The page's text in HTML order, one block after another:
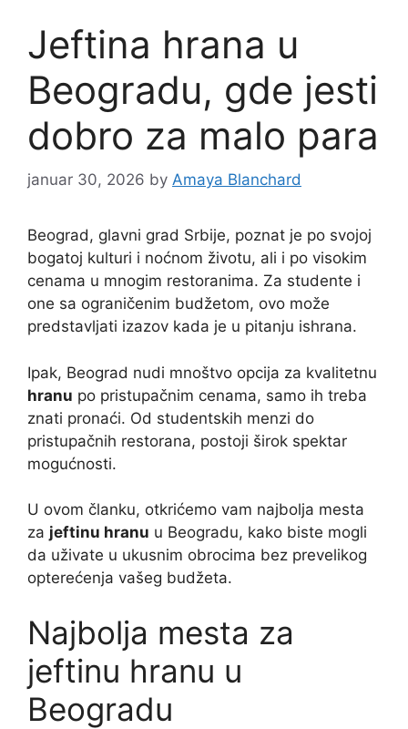
Jeftina hrana u
Beogradu, gde jesti
dobro za malo para
januar 30, 2026 by Amaya Blanchard
Beograd, glavni grad Srbije, poznat je po svojoj
bogatoj kulturi i noćnom životu, ali i po visokim
cenama u mnogim restoranima. Za studente i
one sa ograničenim budžetom, ovo može
predstavljati izazov kada je u pitanju ishrana.
Ipak, Beograd nudi mnoštvo opcija za kvalitetnu
hranu po pristupačnim cenama, samo ih treba
znati pronaći. Od studentskih menzi do
pristupačnih restorana, postoji širok spektar
mogućnosti.
U ovom članku, otkrićemo vam najbolja mesta
za jeftinu hranu u Beogradu, kako biste mogli
da uživate u ukusnim obrocima bez prevelikog
opterećenja vašeg budžeta.
Najbolja mesta za
jeftinu hranu u
Beogradu